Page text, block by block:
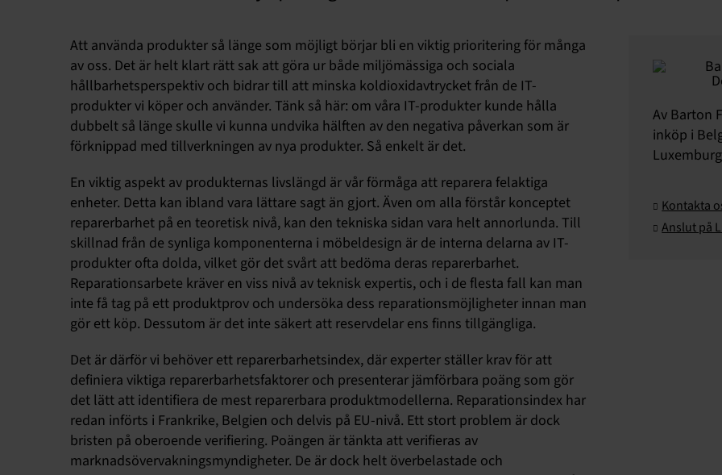
Att använda produkter så länge som möjligt börjar bli en viktig prioritering för många
av oss. Det är helt klart rätt sak att göra ur både miljömässiga och sociala
hållbarhetsperspektiv och bidrar till att minska koldioxidavtrycket från de IT-
produkter vi köper och använder. Tänk så här: om våra IT-produkter kunde hålla
dubbelt så länge skulle vi kunna undvika hälften av den negativa påverkan som är
förknippad med tillverkningen av nya produkter. Så enkelt är det.
En viktig aspekt av produkternas livslängd är vår förmåga att reparera felaktiga
enheter. Detta kan ibland vara lättare sagt än gjort. Även om alla förstår konceptet
reparerbarhet på en teoretisk nivå, kan den tekniska sidan vara helt annorlunda. Till
skillnad från de synliga komponenterna i möbeldesign är de interna delarna av IT-
produkter ofta dolda, vilket gör det svårt att bedöma deras reparerbarhet.
Reparationsarbete kräver en viss nivå av teknisk expertis, och i de flesta fall kan man
inte få tag på ett produktprov och undersöka dess reparationsmöjligheter innan man
gör ett köp. Dessutom är det inte säkert att reservdelar ens finns tillgängliga.
Det är därför vi behöver ett reparerbarhetsindex, där experter ställer krav för att
definiera viktiga reparerbarhetsfaktorer och presenterar jämförbara poäng som gör
det lätt att identifiera de mest reparerbara produktmodellerna. Reparationsindex har
redan införts i Frankrike, Belgien och delvis på EU-nivå. Ett stort problem är dock
bristen på oberoende verifiering. Poängen är tänkta att verifieras av
marknadsövervakningsmyndigheter. De är dock helt överbelastade och
Av Barton
inköp i
Kontakta
Anslut på